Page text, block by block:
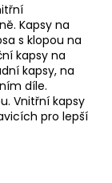
Kapsy na
s klopou na
kapsy na
kapsy, na
díle.
Vnitřní kapsy
pro lepší